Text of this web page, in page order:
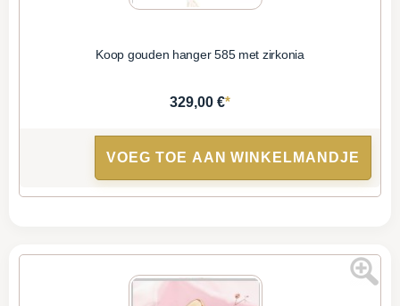
Koop gouden hanger 585 met zirkonia
329,00 €*
VOEG TOE AAN WINKELMANDJE